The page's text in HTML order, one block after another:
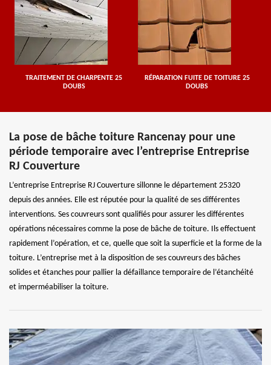
TRAITEMENT DE CHARPENTE 25
DOUBS
RÉPARATION FUITE DE TOITURE 25
DOUBS
La pose de bâche toiture Rancenay pour une
période temporaire avec l’entreprise Entreprise
RJ Couverture
L’entreprise Entreprise RJ Couverture sillonne le département 25320
depuis des années. Elle est réputée pour la qualité de ses différentes
interventions. Ses couvreurs sont qualifiés pour assurer les différentes
opérations nécessaires comme la pose de bâche de toiture. Ils effectuent
rapidement l’opération, et ce, quelle que soit la superficie et la forme de la
toiture. L’entreprise met à la disposition de ses couvreurs des bâches
solides et étanches pour pallier la défaillance temporaire de l’étanchéité
et imperméabiliser la toiture.